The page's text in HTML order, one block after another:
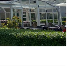
2 3 4 5 6 7